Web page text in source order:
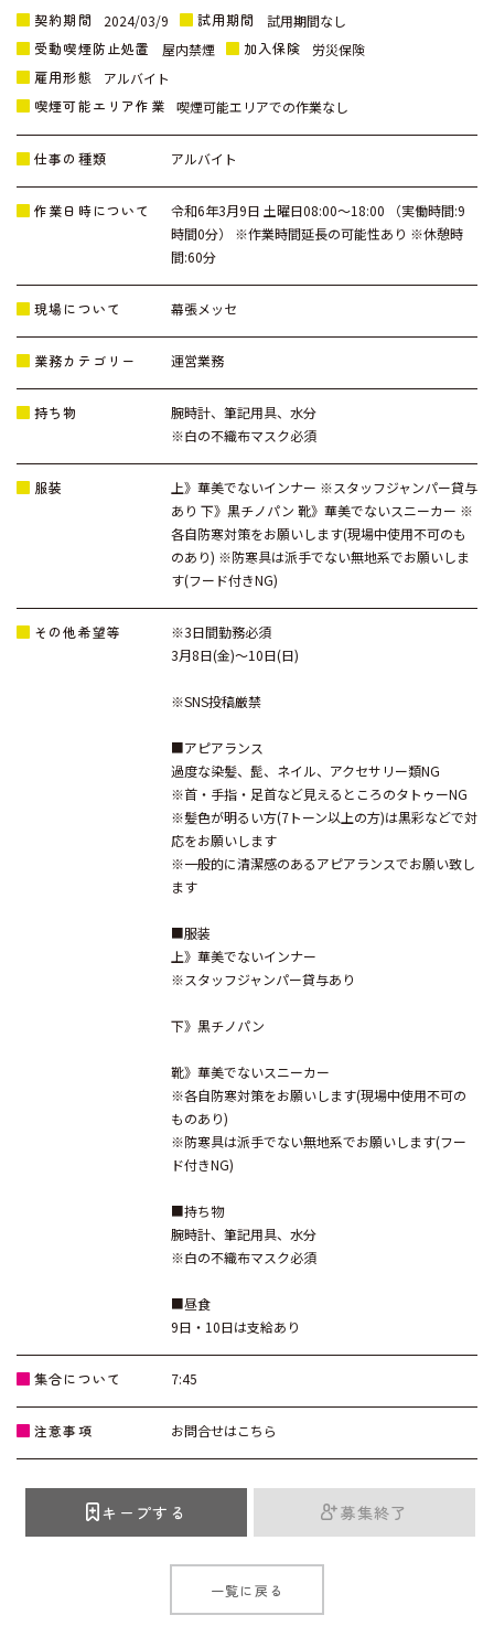
契約期間
2024/03/9 試用期間
試用期間なし
受動喫煙防止処置
屋内禁煙 加入保険
労災保険
雇用形態
アルバイト
喫煙可能エリア作業
喫煙可能エリアでの作業なし
仕事の種類 アルバイト
作業日時について
令和6年3月9日 土曜日08:00～18:00 （実働時間:9
時間0分） ※作業時間延長の可能性あり ※休憩時
間:60分
現場について 幕張メッセ
業務カテゴリー 運営業務
持ち物
腕時計、筆記用具、水分
※白の不織布マスク必須
服装
上》華美でないインナー ※スタッフジャンパー貸与
あり 下》黒チノパン 靴》華美でないスニーカー ※
各自防寒対策をお願いします(現場中使用不可のも
のあり) ※防寒具は派手でない無地系でお願いしま
す(フード付きNG)
その他希望等
※3日間勤務必須
3月8日(金)〜10日(日)
※SNS投稿厳禁
■アピアランス
過度な染髪、髭、ネイル、アクセサリー類NG
※首・手指・足首など見えるところのタトゥーNG
※髪色が明るい方(7トーン以上の方)は黒彩などで対
応をお願いします
※一般的に清潔感のあるアピアランスでお願い致し
ます
■服装
上》華美でないインナー
※スタッフジャンパー貸与あり
下》黒チノパン
靴》華美でないスニーカー
※各自防寒対策をお願いします(現場中使用不可の
ものあり)
※防寒具は派手でない無地系でお願いします(フー
ド付きNG)
■持ち物
腕時計、筆記用具、水分
※白の不織布マスク必須
■昼食
9日・10日は支給あり
集合について 7:45
注意事項 お問合せはこちら
キープする 募集終了
一覧に戻る